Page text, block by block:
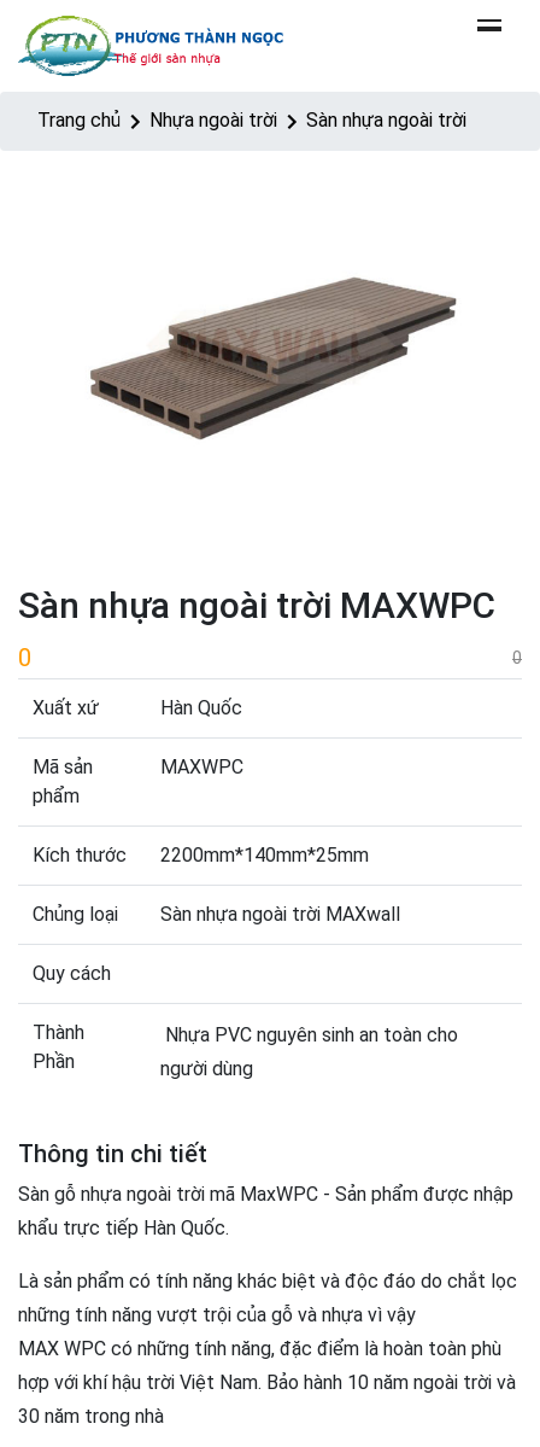
Trang chủ Nhựa ngoài trời Sàn nhựa ngoài trời
Sàn nhựa ngoài trời MAXWPC
0 0
Xuất xứ Hàn Quốc
Mã sản
phẩm
MAXWPC
Kích thước 2200mm*140mm*25mm
Chủng loại Sàn nhựa ngoài trời MAXwall
Quy cách
Thành
Phần
Nhựa PVC nguyên sinh an toàn cho
người dùng
Thông tin chi tiết
Sàn gỗ nhựa ngoài trời mã MaxWPC - Sản phẩm được nhập
khẩu trực tiếp Hàn Quốc.
Là sản phẩm có tính năng khác biệt và độc đáo do chắt lọc
những tính năng vượt trội của gỗ và nhựa vì vậy
MAX WPC có những tính năng, đặc điểm là hoàn toàn phù
hợp với khí hậu trời Việt Nam. Bảo hành 10 năm ngoài trời và
30 năm trong nhà